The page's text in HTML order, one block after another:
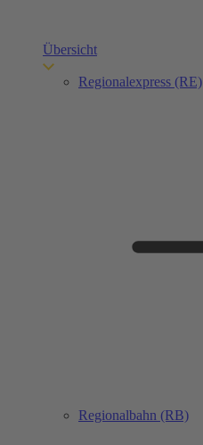
Übersicht
Regionalexpress (RE)
Regionalbahn (RB)